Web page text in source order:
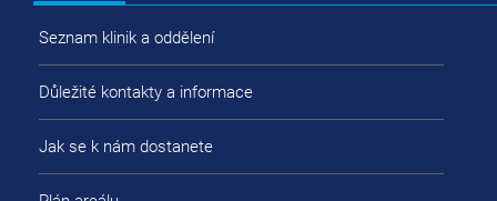
Seznam klinik a oddělení
Důležité kontakty a informace
Jak se k nám dostanete